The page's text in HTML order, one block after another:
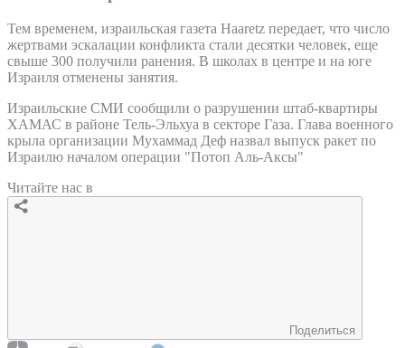
Тем временем, израильская газета Haaretz передает, что число
жертвами эскалации конфликта стали десятки человек, еще
свыше 300 получили ранения. В школах в центре и на юге
Израиля отменены занятия.
Израильские СМИ сообщили о разрушении штаб-квартиры
ХАМАС в районе Тель-Эльхуа в секторе Газа. Глава военного
крыла организации Мухаммад Деф назвал выпуск ракет по
Израилю началом операции "Потоп Аль-Аксы"
Читайте нас в
Поделиться